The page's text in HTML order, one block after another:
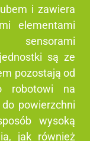
i zawiera
elementami
sensorami
są ze
pozostają od
robotowi na
powierzchni
wysoką
jak również